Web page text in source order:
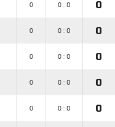
0 0 : 0 0
0 0 : 0 0
0 0 : 0 0
0 0 : 0 0
0 0 : 0 0